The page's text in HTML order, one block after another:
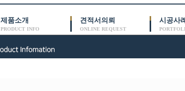
제품소개
PRODUCT INFO
견적서의뢰
ONLINE REQUEST
시공사례